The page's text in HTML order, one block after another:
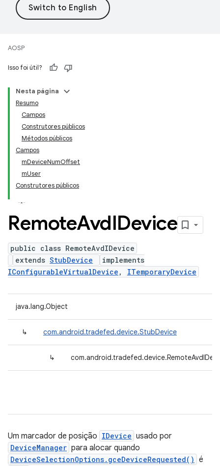
AOSP
Isso foi útil?
Nesta página
Resumo
Campos
Construtores públicos
Métodos públicos
Campos
mDeviceNumOffset
mUser
Construtores públicos
RemoteAvdIDevice
public class RemoteAvdIDevice
extends StubDevice
implements
IConfigurableVirtualDevice , ITemporaryDevice
java.lang.Object
↳ com.android.tradefed.device.StubDevice
↳
Um marcador de posição IDevice usado por
DeviceManager para alocar quando
DeviceSelectionOptions.gceDeviceRequested() é